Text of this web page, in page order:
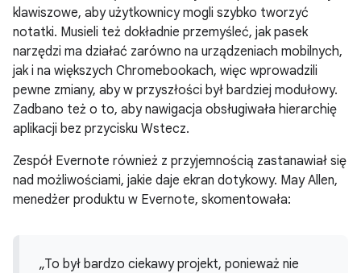
klawiszowe, aby użytkownicy mogli szybko tworzyć
notatki. Musieli też dokładnie przemyśleć, jak pasek
narzędzi ma działać zarówno na urządzeniach mobilnych,
jak i na większych Chromebookach, więc wprowadzili
pewne zmiany, aby w przyszłości był bardziej modułowy.
Zadbano też o to, aby nawigacja obsługiwała hierarchię
aplikacji bez przycisku Wstecz.
Zespół Evernote również z przyjemnością zastanawiał się
nad możliwościami, jakie daje ekran dotykowy. May Allen,
menedżer produktu w Evernote, skomentowała:
„To był bardzo ciekawy projekt, ponieważ nie